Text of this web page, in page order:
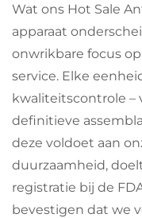
Wat ons Hot Sale
apparaat
onwrikbare focus
service. Elke
kwaliteitscontrole –
definitieve
deze voldoet aan
duurzaamheid,
registratie bij de
bevestigen dat we